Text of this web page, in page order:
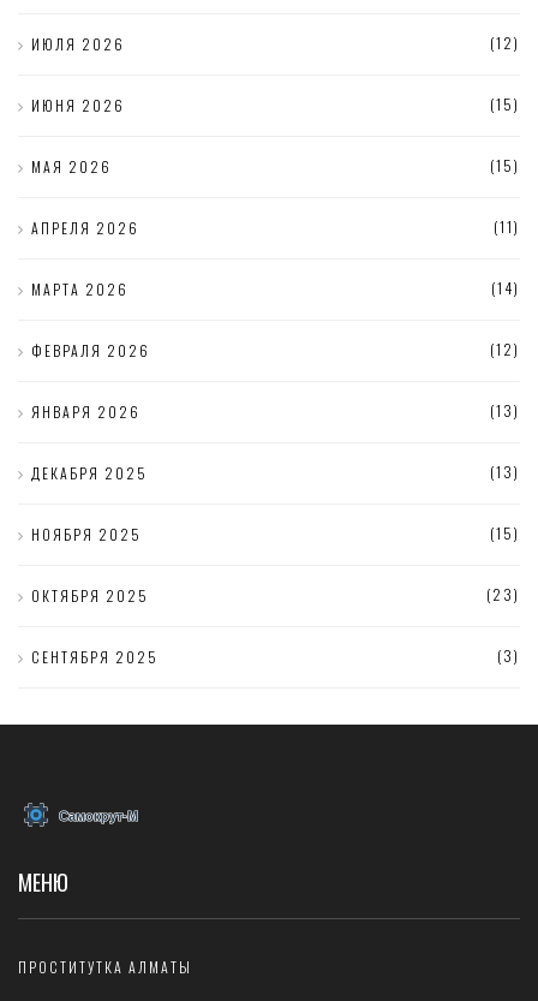
ИЮЛЯ 2026 (12)
ИЮНЯ 2026 (15)
МАЯ 2026 (15)
АПРЕЛЯ 2026 (11)
МАРТА 2026 (14)
ФЕВРАЛЯ 2026 (12)
ЯНВАРЯ 2026 (13)
ДЕКАБРЯ 2025 (13)
НОЯБРЯ 2025 (15)
ОКТЯБРЯ 2025 (23)
СЕНТЯБРЯ 2025 (3)
МЕНЮ
ПРОСТИТУТКА АЛМАТЫ